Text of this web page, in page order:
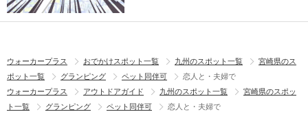
ウォーカープラス おでかけスポット一覧 九州のスポット一覧
宮崎県のス
ポット一覧
グランピング ペット同伴可
恋人と・夫婦で
ウォーカープラス
アウトドアガイド 九州のスポット一覧
宮崎県のスポッ
ト一覧
グランピング ペット同伴可 恋人と・夫婦で